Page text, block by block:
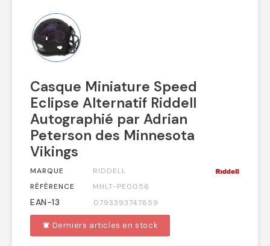
Casque Miniature Speed
Eclipse Alternatif Riddell
Autographié par Adrian
Peterson des Minnesota
Vikings
MARQUE
RIDDELL
RÉFÉRENCE
MHLT-PE0056
EAN-13 0793393747859
notifications_active Derniers articles en stock